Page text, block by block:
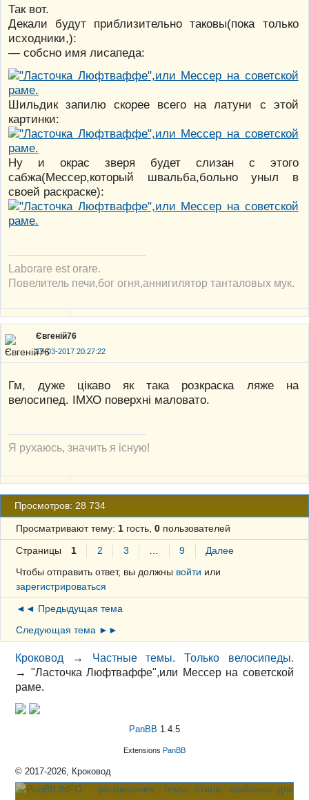
Так вот.
Декали будут приблизительно таковы(пока только
исходники,):
— собсно имя лисапеда:
Шильдик запилю скорее всего на латуни с этой
картинки:
Ну и окрас зверя будет слизан с этого
сабжа(Мессер,который швальба,больно уныл в
своей раскраске):
Laborare est orare.
Повелитель печи,бог огня,аннигилятор танталовых мук.
Євгеній76
19-03-2017 20:27:22
Гм, дуже цікаво як така розкраска ляже на
велосипед. ІМХО поверхні маловато.
Я рухаюсь, значить я існую!
Просмотров: 28 734
Просматривают тему: 1гость, 0пользователей
Страницы 1 2 3 9
Далее
Чтобы отправить ответ, вы должны войти или
зарегистрироваться
◄◄ Предыдущая тема
Следующая тема ►►
Кроковод → Частные темы. Только велосипеды.
→ "Ласточка Люфтваффе",или Мессер на советской
раме.
PanBB 1.4.5
Extensions PanBB
© 2017-2026, Кроковод